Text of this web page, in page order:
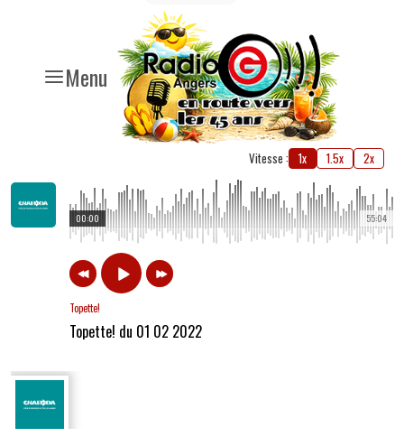
Menu
Vitesse : 1x 1.5x 2x
55:04
00:00
Topette!
Topette! du 01 02 2022